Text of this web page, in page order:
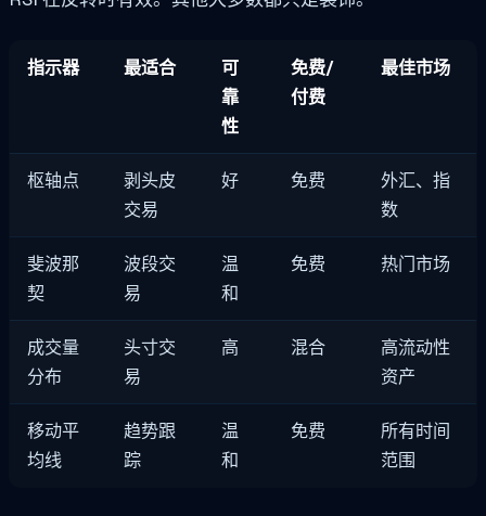
指示器 最适合
可
靠
性
免费/
付费
最佳市场
枢轴点
剥头皮
交易
好 免费
外汇、指
数
斐波那
契
波段交
易
温
和
免费 热门市场
成交量
分布
头寸交
易
高 混合
高流动性
资产
移动平
均线
趋势跟
踪
温
和
免费
所有时间
范围